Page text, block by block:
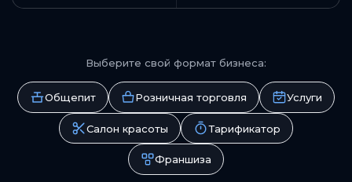
Выберите свой формат бизнеса:
Общепит Розничная торговля Услуги
Салон красоты Тарификатор
Франшиза